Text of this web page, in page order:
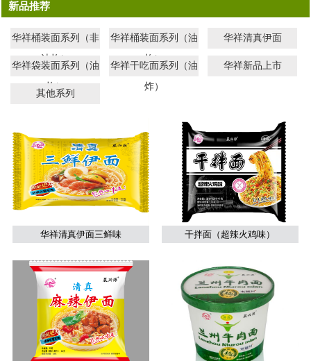
新品推荐
华祥桶装面系列（非
油炸）
华祥桶装面系列（油
炸）
华祥清真伊面
华祥袋装面系列（油
炸）
华祥干吃面系列（油
炸）
华祥新品上市
其他系列
华祥清真伊面三鲜味 干拌面（超辣火鸡味）